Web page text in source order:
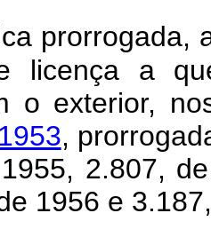
prorrogada,
licença a
o exterior,
,
2.807,
1956 e